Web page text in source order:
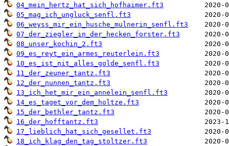
04_mein_hertz_hat_sich_hofhaimer.ft3
05_mag_ich_ungluck_senfl.ft3
06_weyss_mir_ein_husche_mulnerin_senfl.ft3
07_der_ziegler_in_der_hecken_forster.ft3
08_unser_kochin_2.ft3
09_es_reyt_ein_armes_reuterlein.ft3
10_es_ist_nit_alles_golde_senfl.ft3
11_der_zeuner_tantz.ft3
12_der_nunnen_tantz.ft3
13_ich_het_mir_ein_annelein_senfl.ft3
14_es_taget_vor_dem_holtze.ft3
15_der_bethler_tantz.ft3
16_der_hofftantz.ft3
17_lieblich_hat_sich_gesellet.ft3
18_ich_klag_den_tag_stoltzer.ft3